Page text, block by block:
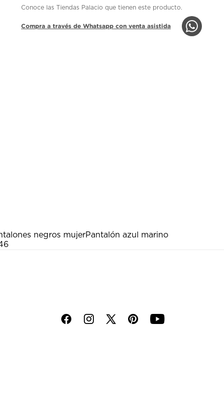
Conoce las Tiendas Palacio que tienen este producto.
Compra a través de Whatsapp con venta asistida
negros mujerPantalón azul marino
f i p y